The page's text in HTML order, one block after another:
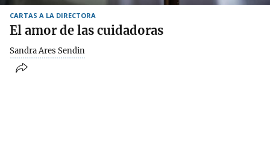
CARTAS A LA DIRECTORA
El amor de las cuidadoras
Sandra Ares Sendin